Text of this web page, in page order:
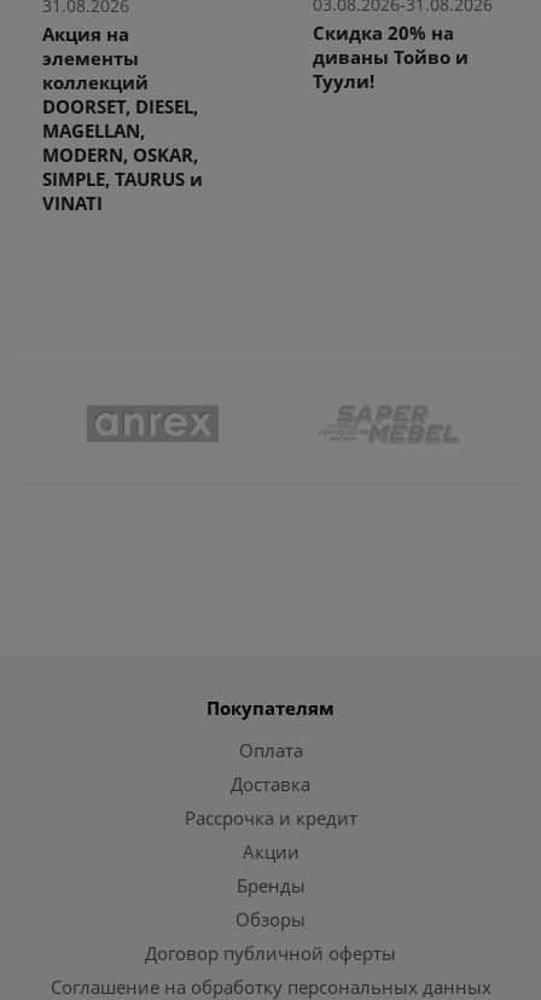
31.08.2026
Акция на
элементы
коллекций
DOORSET, DIESEL,
MAGELLAN,
MODERN, OSKAR,
SIMPLE, TAURUS и
VINATI
Скидка 20% на
диваны Тойво и
Туули!
Покупателям
Оплата
Доставка
Рассрочка и кредит
Акции
Бренды
Обзоры
Договор публичной оферты
Соглашение на обработку персональных данных